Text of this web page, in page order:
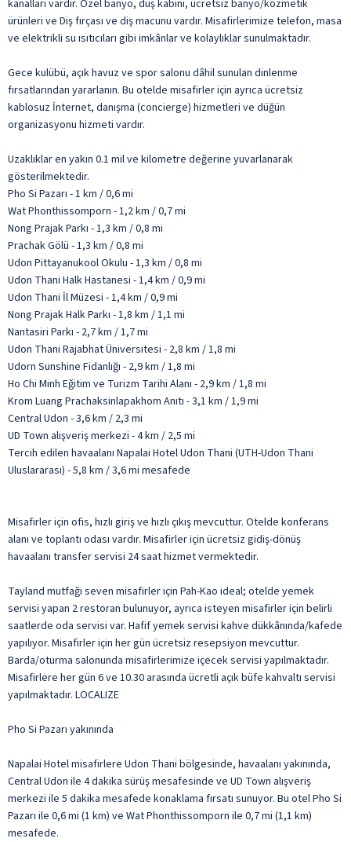
kanalları vardır. Özel banyo, duş kabini, ücretsiz banyo/kozmetik
ürünleri ve Diş fırçası ve diş macunu vardır. Misafirlerimize telefon, masa
ve elektrikli su ısıtıcıları gibi imkânlar ve kolaylıklar sunulmaktadır.
Gece kulübü, açık havuz ve spor salonu dâhil sunulan dinlenme
fırsatlarından yararlanın. Bu otelde misafirler için ayrıca ücretsiz
kablosuz İnternet, danışma (concierge) hizmetleri ve düğün
organizasyonu hizmeti vardır.
Uzaklıklar en yakın 0.1 mil ve kilometre değerine yuvarlanarak
gösterilmektedir.
Pho Si Pazarı - 1 km / 0,6 mi
Wat Phonthissomporn - 1,2 km / 0,7 mi
Nong Prajak Parkı - 1,3 km / 0,8 mi
Prachak Gölü - 1,3 km / 0,8 mi
Udon Pittayanukool Okulu - 1,3 km / 0,8 mi
Udon Thani Halk Hastanesi - 1,4 km / 0,9 mi
Udon Thani İl Müzesi - 1,4 km / 0,9 mi
Nong Prajak Halk Parkı - 1,8 km / 1,1 mi
Nantasiri Parkı - 2,7 km / 1,7 mi
Udon Thani Rajabhat Üniversitesi - 2,8 km / 1,8 mi
Udorn Sunshine Fidanlığı - 2,9 km / 1,8 mi
Ho Chi Minh Eğitim ve Turizm Tarihi Alanı - 2,9 km / 1,8 mi
Krom Luang Prachaksinlapakhom Anıtı - 3,1 km / 1,9 mi
Central Udon - 3,6 km / 2,3 mi
UD Town alışveriş merkezi - 4 km / 2,5 mi
Tercih edilen havaalanı Napalai Hotel Udon Thani (UTH-Udon Thani
Uluslararası) - 5,8 km / 3,6 mi mesafede
Misafirler için ofis, hızlı giriş ve hızlı çıkış mevcuttur. Otelde konferans
alanı ve toplantı odası vardır. Misafirler için ücretsiz gidiş-dönüş
havaalanı transfer servisi 24 saat hizmet vermektedir.
Tayland mutfağı seven misafirler için Pah-Kao ideal; otelde yemek
servisi yapan 2 restoran bulunuyor, ayrıca isteyen misafirler için belirli
saatlerde oda servisi var. Hafif yemek servisi kahve dükkânında/kafede
yapılıyor. Misafirler için her gün ücretsiz resepsiyon mevcuttur.
Barda/oturma salonunda misafirlerimize içecek servisi yapılmaktadır.
Misafirlere her gün 6 ve 10.30 arasında ücretli açık büfe kahvaltı servisi
yapılmaktadır. LOCALIZE
Pho Si Pazarı yakınında
Napalai Hotel misafirlere Udon Thani bölgesinde, havaalanı yakınında,
Central Udon ile 4 dakika sürüş mesafesinde ve UD Town alışveriş
merkezi ile 5 dakika mesafede konaklama fırsatı sunuyor. Bu otel Pho Si
Pazarı ile 0,6 mi (1 km) ve Wat Phonthissomporn ile 0,7 mi (1,1 km)
mesafede.